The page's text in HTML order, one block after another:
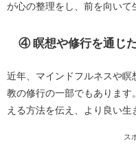
が心の整理をし、前を向いて
④ 瞑想や修行を通じ
近年、マインドフルネスや瞑
教の修行の一部でもありま
える方法を伝え、より良い生
ス